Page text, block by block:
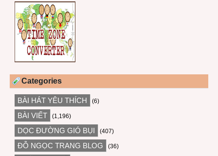
Categories
BÀI HÁT YÊU THÍCH (6)
BÀI VIẾT (1,196)
DỌC ĐƯỜNG GIÓ BỤI (407)
ĐỖ NGỌC TRANG BLOG (36)